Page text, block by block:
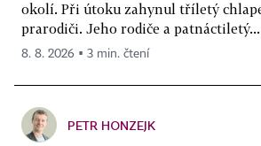
okolí. Při útoku zahynul tříletý
prarodiči. Jeho rodiče a patnáctiletý...
8. 8. 2026 ▪ 3 min. čtení
PETR HONZEJK